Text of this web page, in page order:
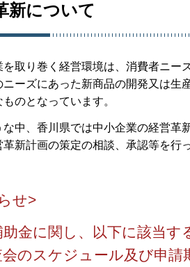
新について
を取り巻く経営環境は、消費者ニー
ニーズにあった新商品の開発又は生
のとなっています。
な中、香川県では中小企業の経営革
革新計画の策定の相談、承認等を行
せ>
助金に関し、以下に該当
会のスケジュール及び申